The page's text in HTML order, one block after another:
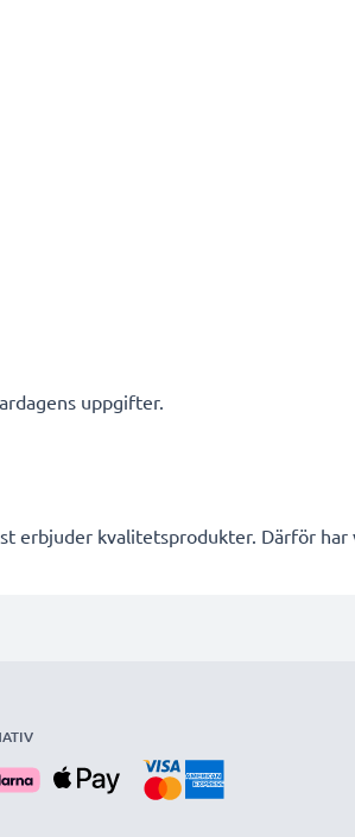
uppgifter.
erbjuder kvalitetsprodukter. Därför har